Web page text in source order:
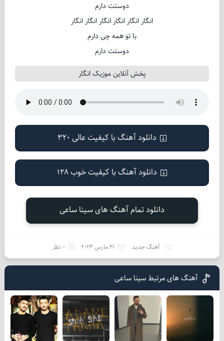
دوستت دارم
انگار انگار انگار انگار انگار انگار
با تو همه چی دارم
دوستت دارم
پخش آنلاین موزیک انگار
دانلود آهنگ با کیفیت عالی 320
دانلود آهنگ با کیفیت خوب 128
دانلود تمام آهنگ های سینا ساعی
آهنگ جدید 21 مارس 2024 0 نظر
آهنگ های مرتبط سینا ساعی